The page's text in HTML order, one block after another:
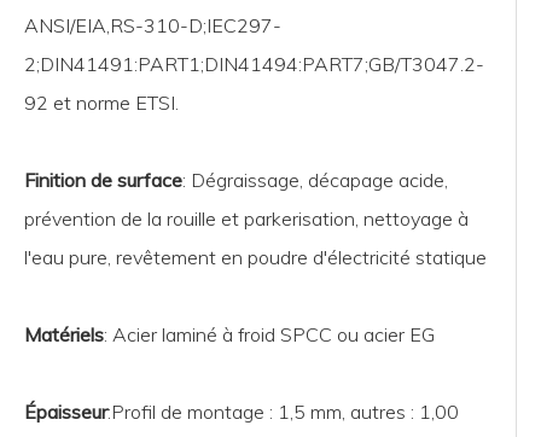
ANSI/EIA,RS-310-D;IEC297-
2;DIN41491:PART1;DIN41494:PART7;GB/T3047.2-
92 et norme ETSI.
Finition de surface: Dégraissage, décapage acide,
prévention de la rouille et parkerisation, nettoyage à
l'eau pure, revêtement en poudre d'électricité statique
Matériels: Acier laminé à froid SPCC ou acier EG
Épaisseur:Profil de montage : 1,5 mm, autres : 1,00